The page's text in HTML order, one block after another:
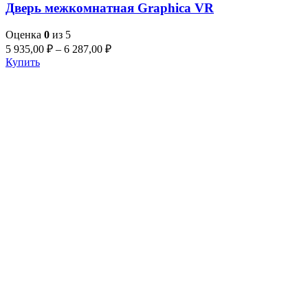
Дверь межкомнатная Graphica VR
Оценка 0 из 5
5 935,00 ₽ – 6 287,00 ₽
Купить